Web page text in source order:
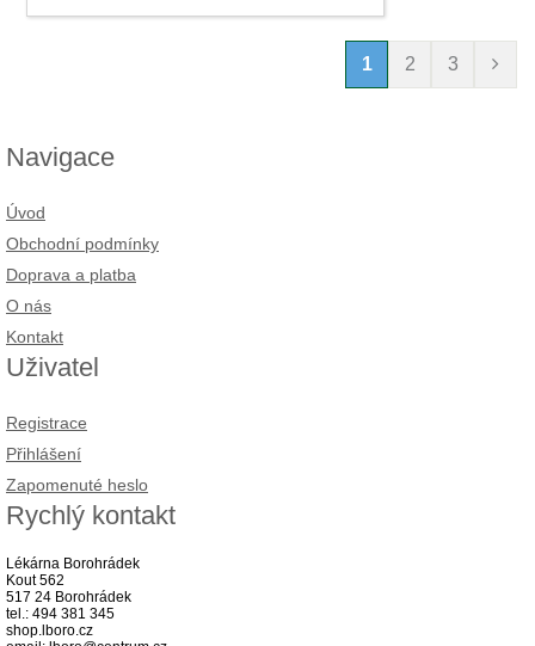
1 2 3
Navigace
Úvod
Obchodní podmínky
Doprava a platba
O nás
Kontakt
Uživatel
Registrace
Přihlášení
Zapomenuté heslo
Rychlý kontakt
Lékárna Borohrádek
Kout 562
517 24 Borohrádek
tel.: 494 381 345
shop.lboro.cz